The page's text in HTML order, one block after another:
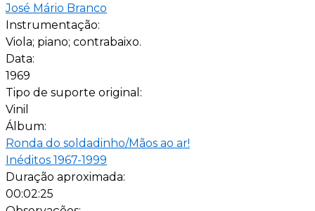
José Mário Branco
Instrumentação:
Viola; piano; contrabaixo.
Data:
1969
Tipo de suporte original:
Vinil
Álbum:
Ronda do soldadinho/Mãos ao ar!
Inéditos 1967-1999
Duração aproximada:
00:02:25